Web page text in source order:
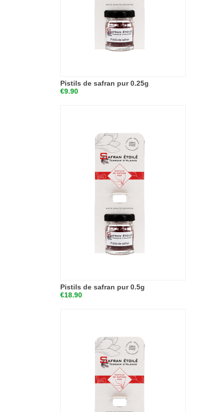
Pistils de safran pur 0.25g
€9.90
Pistils de safran pur 0.5g
€18.90